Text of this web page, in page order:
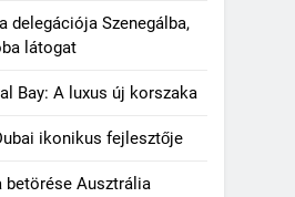
delegációja Szenegálba,
látogat
Bay: A luxus új korszaka
ikonikus fejlesztője
betörése Ausztrália